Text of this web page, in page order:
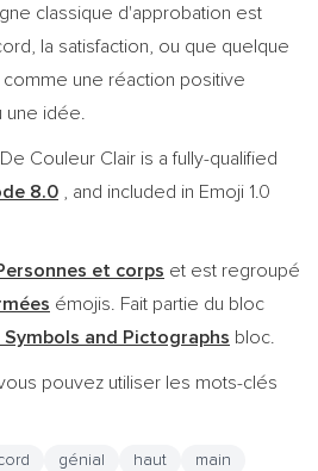
classique d'approbation est
la satisfaction, ou que quelque
une réaction positive
une idée.
Couleur Clair is a fully-qualified
8.0 , and included in Emoji 1.0
et corps et est regroupé
émojis. Fait partie du bloc
and Pictographs bloc.
pouvez utiliser les mots-clés
génial haut
main